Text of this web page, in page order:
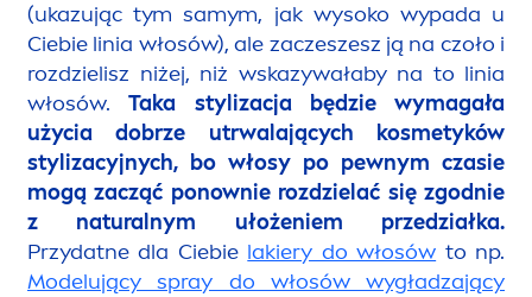
(ukazując tym samym, jak wysoko wypada u
Ciebie linia włosów), ale zaczeszesz ją na czoło i
rozdzielisz niżej, niż wskazywałaby na to linia
włosów.Taka stylizacja będzie wymagała
użycia dobrze utrwalających kosmetyków
stylizacyjnych, bo włosy po pewnym czasie
mogą zacząć ponownie rozdzielać się zgodnie
z naturalnym ułożeniem przedziałka.
Przydatne dla Ciebie lakiery do włosów to np.
Modelujący spray do włosów wygładzający